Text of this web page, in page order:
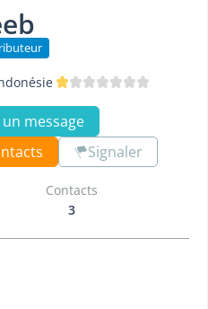
message
Signaler
Contacts
3